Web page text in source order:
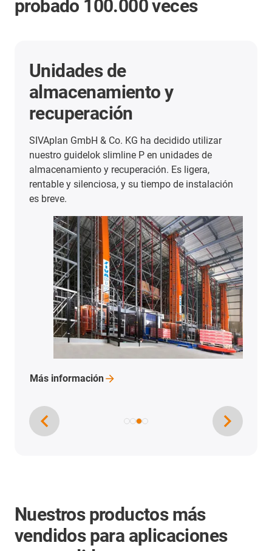
probado 100.000 veces
Unidades de
almacenamiento y
recuperación
SIVAplan GmbH & Co. KG ha decidido utilizar
nuestro guidelok slimline P en unidades de
almacenamiento y recuperación. Es ligera,
rentable y silenciosa, y su tiempo de instalación
es breve.
Más información
Nuestros productos más
vendidos para aplicaciones